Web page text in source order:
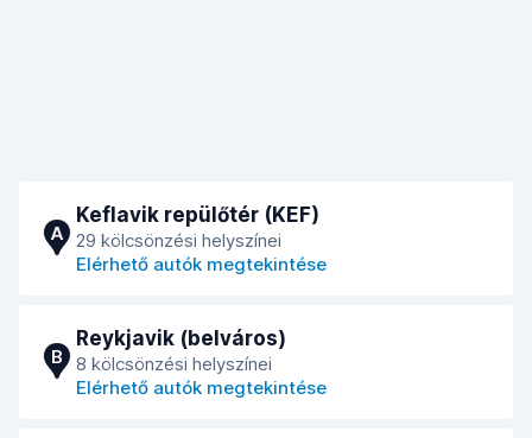
A
Keflavik repülőtér (KEF)
29 kölcsönzési helyszínei
Elérhető autók megtekintése
B
Reykjavik (belváros)
8 kölcsönzési helyszínei
Elérhető autók megtekintése